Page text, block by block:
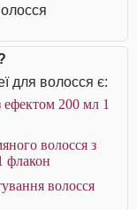
для волосся є:
ефектом 200 мл 1
волосся з
флакон
волосся